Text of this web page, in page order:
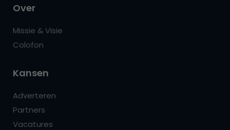
Over
Missie & Visie
Colofon
Kansen
Adverteren
Partners
Vacatures